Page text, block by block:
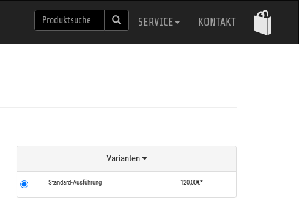
SERVICE KONTAKT
Varianten
Standard-Ausführung 120,00€*